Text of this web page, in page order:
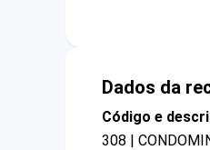
Dados da
Código e
308 |